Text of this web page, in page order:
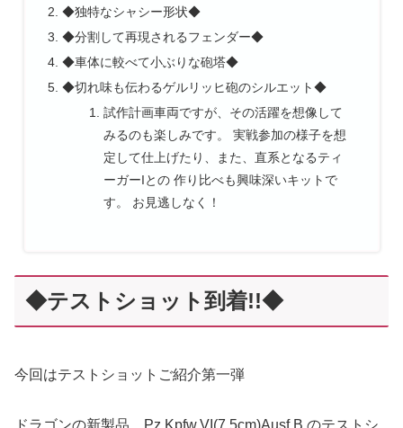
◆独特なシャシー形状◆
◆分割して再現されるフェンダー◆
◆車体に較べて小ぶりな砲塔◆
◆切れ味も伝わるゲルリッヒ砲のシルエット◆
試作計画車両ですが、その活躍を想像して
みるのも楽しみです。 実戦参加の様子を想
定して仕上げたり、また、直系となるティ
ーガーIとの 作り比べも興味深いキットで
す。 お見逃しなく！
◆テストショット到着!!◆
今回はテストショットご紹介第一弾